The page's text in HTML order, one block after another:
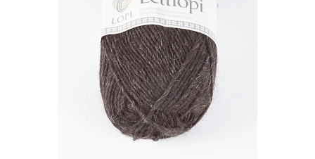
KONTAKT
WEBSHOP
PLÖTULOPI